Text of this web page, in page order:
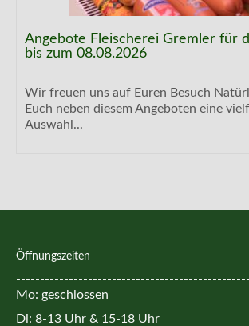
Angebote Fleischerei Gremler für
bis zum 08.08.2026
Wir freuen uns auf Euren Besuch
Euch neben diesem Angeboten eine
Auswahl...
Öffnungszeiten
Mo: geschlossen
Di: 8-13 Uhr & 15-18 Uhr